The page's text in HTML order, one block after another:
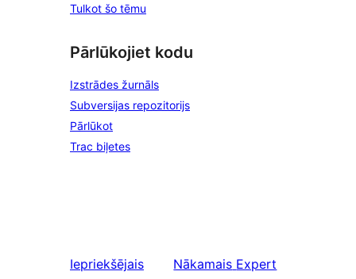
Tulkot šo tēmu
Pārlūkojiet kodu
Izstrādes žurnāls
Subversijas repozitorijs
Pārlūkot
Trac biļetes
Iepriekšējais
Nākamais Expert